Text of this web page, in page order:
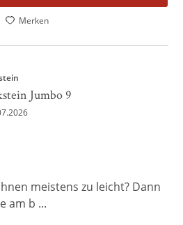
Merken
Jumbo 9
meistens zu leicht? Dann
am b ...